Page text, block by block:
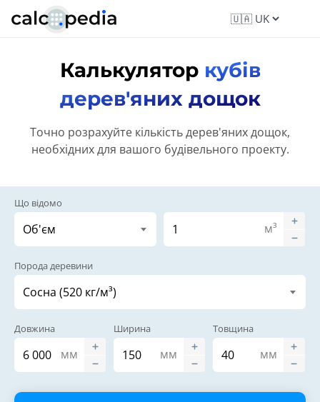
Калькулятор кубів
дерев'яних дощок
Точно розрахуйте кількість дерев'яних дощок,
необхідних для вашого будівельного проекту.
Що відомо
м³
Порода деревини
Довжина
мм
Ширина
мм
Товщина
мм